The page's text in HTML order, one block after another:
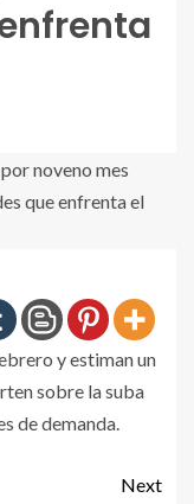
y estiman un
sobre la suba
de demanda.
Next